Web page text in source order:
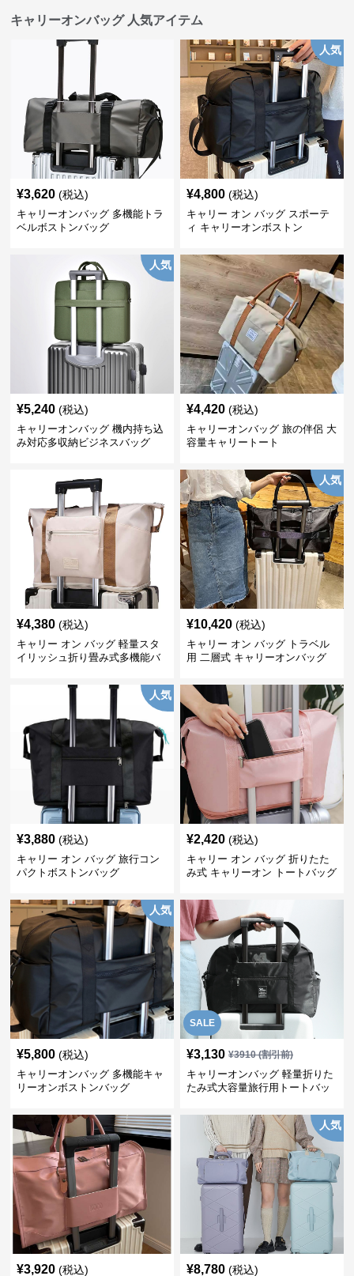
キャリーオンバッグ 人気アイテム
¥3,620 (税込)
キャリーオンバッグ 多機能トラ
ベルボストンバッグ
人気
¥4,800 (税込)
キャリー オン バッグ スポーテ
ィ キャリーオンボストン
人気
¥5,240 (税込)
キャリーオンバッグ 機内持ち込
み対応多収納ビジネスバッグ
¥4,420 (税込)
キャリーオンバッグ 旅の伴侶 大
容量キャリートート
¥4,380 (税込)
キャリー オン バッグ 軽量スタ
イリッシュ折り畳み式多機能バ
人気
¥10,420 (税込)
キャリー オン バッグ トラベル
用 二層式 キャリーオンバッグ
人気
¥3,880 (税込)
キャリー オン バッグ 旅行コン
パクトボストンバッグ
¥2,420 (税込)
キャリー オン バッグ 折りたた
み式 キャリーオン トートバッグ
人気
¥5,800 (税込)
キャリーオンバッグ 多機能キャ
リーオンボストンバッグ
SALE
¥3,130 ¥3910(割引前)
キャリーオンバッグ 軽量折りた
たみ式大容量旅行用トートバッ
¥3,920 (税込)
人気
¥8,780 (税込)